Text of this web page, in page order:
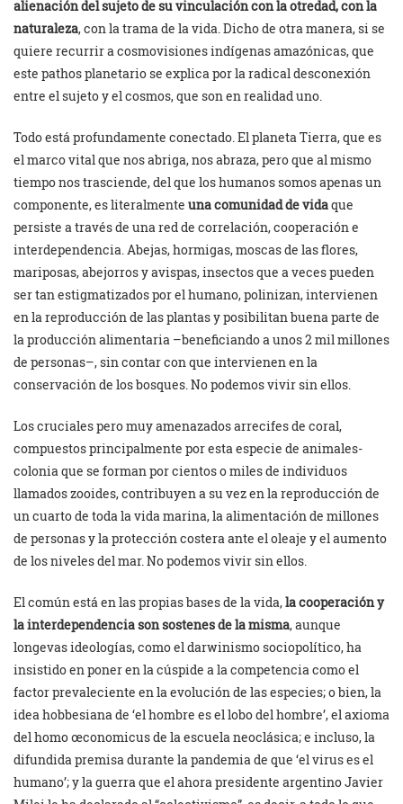
alienación del sujeto de su vinculación con la otredad, con la
naturaleza, con la trama de la vida. Dicho de otra manera, si se
quiere recurrir a cosmovisiones indígenas amazónicas, que
este pathos planetario se explica por la radical desconexión
entre el sujeto y el cosmos, que son en realidad uno.
Todo está profundamente conectado. El planeta Tierra, que es
el marco vital que nos abriga, nos abraza, pero que al mismo
tiempo nos trasciende, del que los humanos somos apenas un
componente, es literalmente una comunidad de vidaque
persiste a través de una red de correlación, cooperación e
interdependencia. Abejas, hormigas, moscas de las flores,
mariposas, abejorros y avispas, insectos que a veces pueden
ser tan estigmatizados por el humano, polinizan, intervienen
en la reproducción de las plantas y posibilitan buena parte de
la producción alimentaria –beneficiando a unos 2 mil millones
de personas–, sin contar con que intervienen en la
conservación de los bosques. No podemos vivir sin ellos.
Los cruciales pero muy amenazados arrecifes de coral,
compuestos principalmente por esta especie de animales-
colonia que se forman por cientos o miles de individuos
llamados zooides, contribuyen a su vez en la reproducción de
un cuarto de toda la vida marina, la alimentación de millones
de personas y la protección costera ante el oleaje y el aumento
de los niveles del mar. No podemos vivir sin ellos.
El común está en las propias bases de la vida,la cooperación y
la interdependencia son sostenes de la misma, aunque
longevas ideologías, como el darwinismo sociopolítico, ha
insistido en poner en la cúspide a la competencia como el
factor prevaleciente en la evolución de las especies; o bien, la
idea hobbesiana de ‘el hombre es el lobo del hombre’, el axioma
del homo œconomicus de la escuela neoclásica; e incluso, la
difundida premisa durante la pandemia de que ‘el virus es el
humano’; y la guerra que el ahora presidente argentino Javier